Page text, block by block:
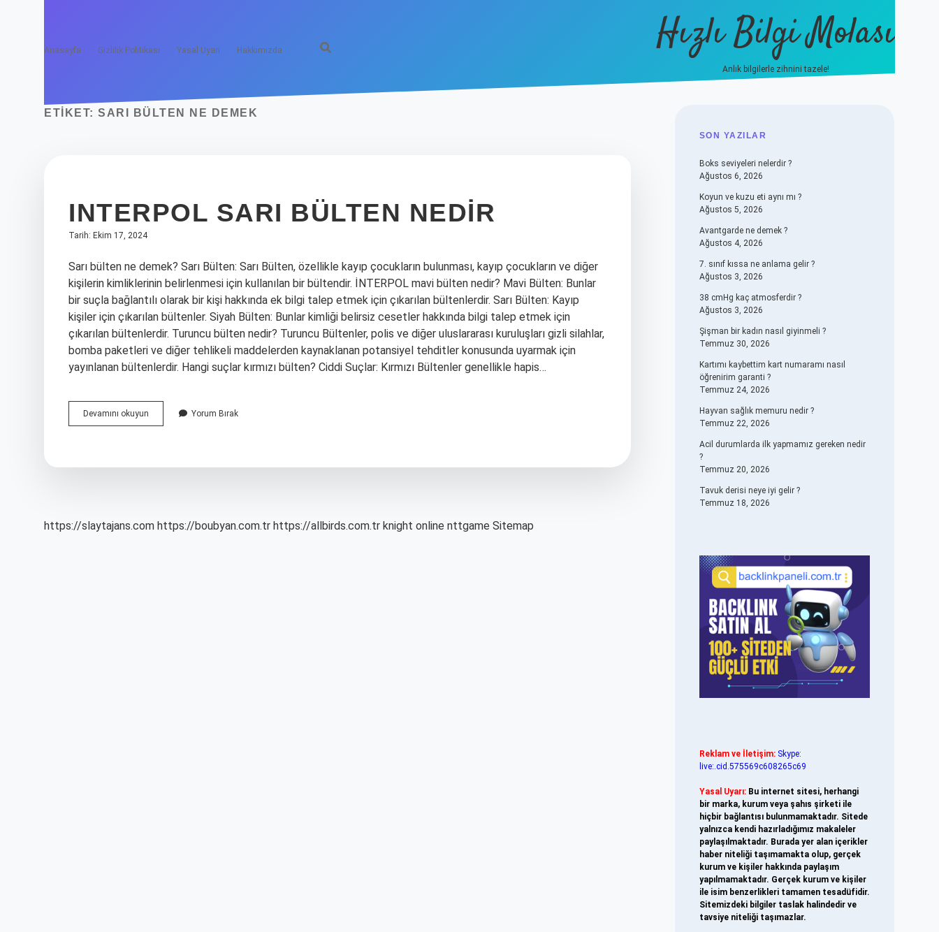
Anasayfa Gizlilik Politikası Yasal Uyarı Hakkımızda Hızlı Bilgi Molası
Anlık bilgilerle zihnini tazele!
ETIKET: SARI BÜLTEN NE DEMEK
INTERPOL SARI BÜLTEN NEDIR
Tarih: Ekim 17, 2024
Sarı bülten ne demek? Sarı Bülten: Sarı Bülten, özellikle kayıp çocukların bulunması, kayıp çocukların ve diğer
kişilerin kimliklerinin belirlenmesi için kullanılan bir bültendir. İNTERPOL mavi bülten nedir? Mavi Bülten: Bunlar
bir suçla bağlantılı olarak bir kişi hakkında ek bilgi talep etmek için çıkarılan bültenlerdir. Sarı Bülten: Kayıp
kişiler için çıkarılan bültenler. Siyah Bülten: Bunlar kimliği belirsiz cesetler hakkında bilgi talep etmek için
çıkarılan bültenlerdir. Turuncu bülten nedir? Turuncu Bültenler, polis ve diğer uluslararası kuruluşları gizli silahlar,
bomba paketleri ve diğer tehlikeli maddelerden kaynaklanan potansiyel tehditler konusunda uyarmak için
yayınlanan bültenlerdir. Hangi suçlar kırmızı bülten? Ciddi Suçlar: Kırmızı Bültenler genellikle hapis…
Devamını okuyun
Sarı
Yorum Bırak
https://slaytajans.com https://boubyan.com.tr https://allbirds.com.tr knight online nttgame Sitemap
SIDEBAR
SON YAZILAR
Boks seviyeleri nelerdir ?
Ağustos 6, 2026
Koyun ve kuzu eti aynı mı ?
Ağustos 5, 2026
Avantgarde ne demek ?
Ağustos 4, 2026
7. sınıf kıssa ne anlama gelir ?
Ağustos 3, 2026
38 cmHg kaç atmosferdir ?
Ağustos 3, 2026
Şişman bir kadın nasıl giyinmeli ?
Temmuz 30, 2026
Kartımı kaybettim kart numaramı nasıl
öğrenirim garanti ?
Temmuz 24, 2026
Hayvan sağlık memuru nedir ?
Temmuz 22, 2026
Acil durumlarda ilk yapmamız gereken nedir
?
Temmuz 20, 2026
Tavuk derisi neye iyi gelir ?
Temmuz 18, 2026
Reklam ve İletişim: Skype:
live:.cid.575569c608265c69
Yasal Uyarı: Bu internet sitesi, herhangi
bir marka, kurum veya şahıs şirketi ile
hiçbir bağlantısı bulunmamaktadır. Sitede
yalnızca kendi hazırladığımız makaleler
paylaşılmaktadır. Burada yer alan içerikler
haber niteliği taşımamakta olup, gerçek
kurum ve kişiler hakkında paylaşım
yapılmamaktadır. Gerçek kurum ve kişiler
ile isim benzerlikleri tamamen tesadüfidir.
Sitemizdeki bilgiler taslak halindedir ve
tavsiye niteliği taşımazlar.